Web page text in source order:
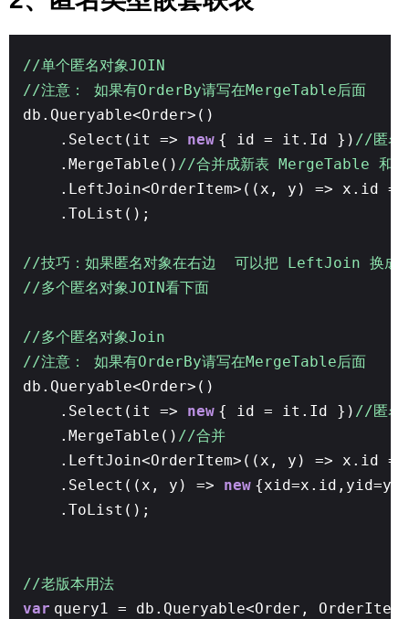
//单个匿名对象JOIN
//注意： 如果有OrderBy请写在MergeTable后面
db.Queryable<Order>()
.Select(it => new { id = it.Id }) //匿名
.MergeTable() //合并成新表 MergeTable 和
.LeftJoin<OrderItem>((x, y) => x.id
.ToList();
//技巧：如果匿名对象在右边 可以把 LeftJoin 换
//多个匿名对象JOIN看下面
//多个匿名对象Join
//注意： 如果有OrderBy请写在MergeTable后面
db.Queryable<Order>()
.Select(it => new { id = it.Id }) //匿名
.MergeTable() //合并
.LeftJoin<OrderItem>((x, y) => x.id
.Select((x, y) => new
.ToList();
//老版本用法
var query1 = db.Queryable<Order,